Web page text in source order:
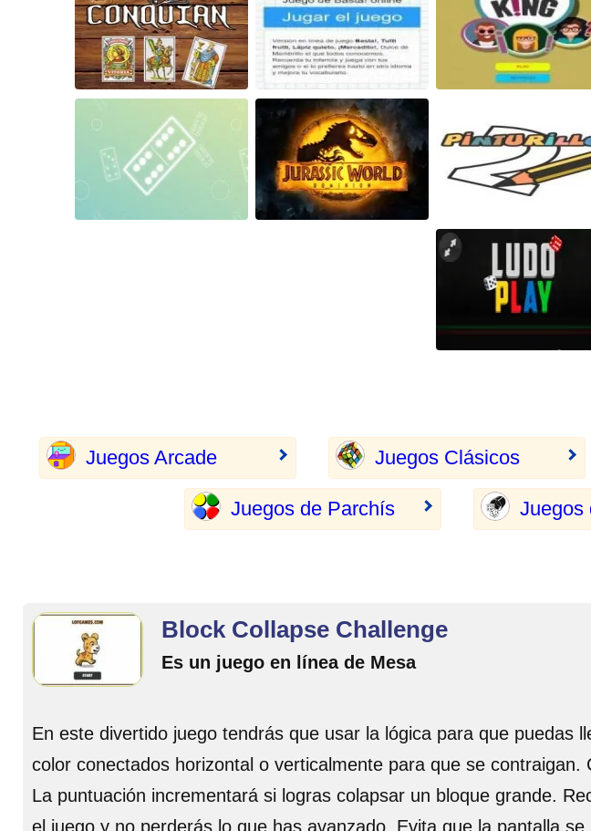
Juegos Arcade Juegos Clásicos
Juegos de Parchís Juegos
Block Collapse Challenge
Es un juego en línea de Mesa
En este divertido juego tendrás que usar la lógica para que puedas
color conectados horizontal o verticalmente para que se
La puntuación incrementará si logras colapsar un bloque grande.
el juego y no perderás lo que has avanzado. Evita que la pantalla